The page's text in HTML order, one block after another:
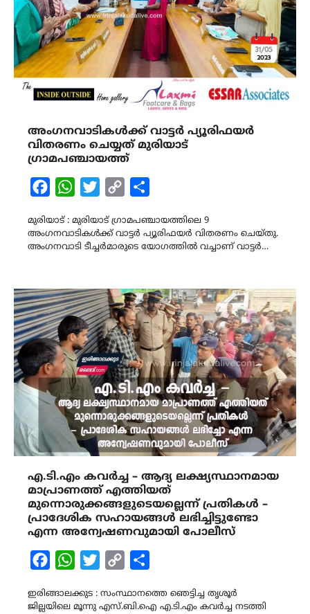
അംഗനവാടികൾക്ക് വാട്ടർ പ്യൂരിഫയർ
വിതരണം ചെയ്യത് മുരിയാട്
ഗ്രാമപഞ്ചായത്ത്
FacebookWhatsAppTwitterCopy
മുരിയാട് : മുരിയാട് ഗ്രാമപഞ്ചായത്തിലെ 9
അംഗനവാടികൾക്ക് വാട്ടർ പ്യൂരിഫയർ വിതരണം ചെയ്തു.
അംഗനവാടി ടീച്ചർമാരുടെ യോഗത്തിൽ വച്ചാണ് വാട്ടർ…
എ.ടി.എം കവർച്ച – ആദ്യ ലക്ഷ്യസ്ഥാനമായ
മാപ്രാണത്ത് എത്തിയത്
മുന്നൊരുക്കങ്ങളുടെയല്ലെന്ന് പ്രതികൾ –
പ്രാദേശിക സഹായങ്ങൾ ലഭിച്ചിട്ടുണ്ടോ
എന്ന അന്വേഷണവുമായി പോലീസ്
FacebookWhatsAppTwitterCopy
ഇരിങ്ങാലക്കുട : സംസ്ഥാനത്തെ ഞെട്ടിച്ച തൃശൂർ
ജില്ലയിലെ മൂന്നു എസ്‌.ബി.ഐ എ.ടി.എം കവർച്ച നടത്തി